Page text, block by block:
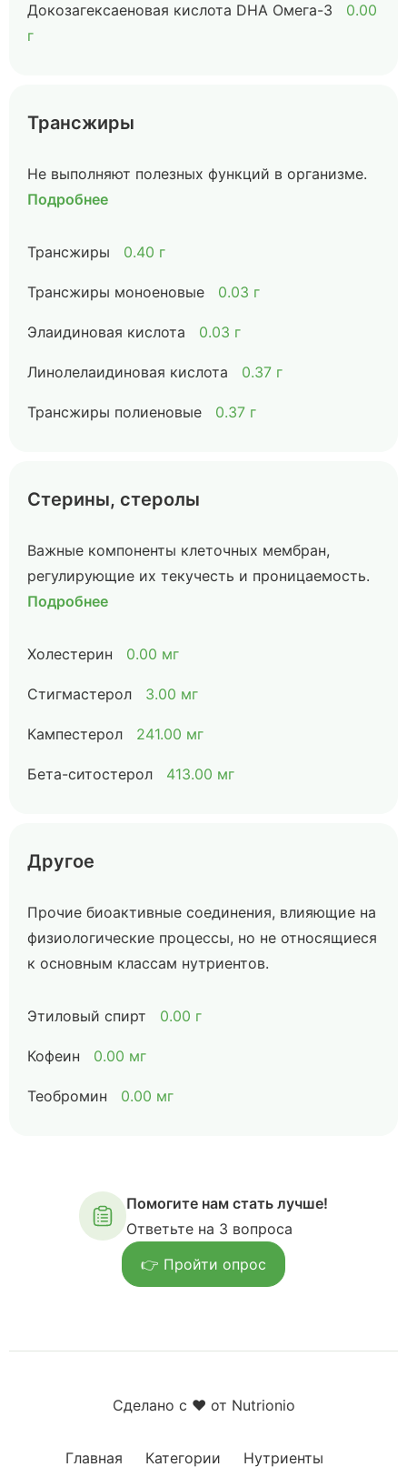
Докозагексаеновая кислота DHA Омега-3
0.00
г
Трансжиры
Не выполняют полезных функций в организме.
Подробнее
Трансжиры 0.40 г
Трансжиры моноеновые 0.03 г
Элаидиновая кислота 0.03 г
Линолелаидиновая кислота 0.37 г
Трансжиры полиеновые 0.37 г
Стерины, стеролы
Важные компоненты клеточных мембран,
регулирующие их текучесть и проницаемость.
Подробнее
Холестерин 0.00 мг
Стигмастерол 3.00 мг
Кампестерол 241.00 мг
Бета-ситостерол 413.00 мг
Другое
Прочие биоактивные соединения, влияющие на
физиологические процессы, но не относящиеся
к основным классам нутриентов.
Этиловый спирт 0.00 г
Кофеин 0.00 мг
Теобромин 0.00 мг
Помогите нам стать лучше!
Ответьте на 3 вопроса
👉 Пройти опрос
Сделано с ❤️ от Nutrionio
Главная Категории
Нутриенты